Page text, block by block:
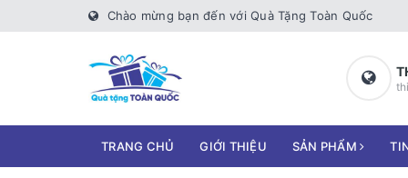
Chào mừng bạn đến với Quà Tặng Toàn Quốc
TRANG CHỦ GIỚI THIỆU SẢN PHẨM